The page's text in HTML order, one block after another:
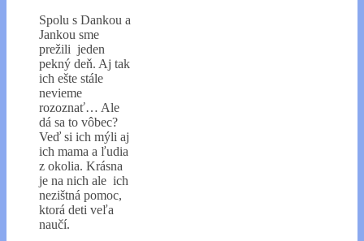
Spolu s Dankou a
Jankou sme
prežili jeden
pekný deň. Aj tak
ich ešte stále
nevieme
rozoznať… Ale
dá sa to vôbec?
Veď si ich mýli aj
ich mama a ľudia
z okolia. Krásna
je na nich ale ich
nezištná pomoc,
ktorá deti veľa
naučí.